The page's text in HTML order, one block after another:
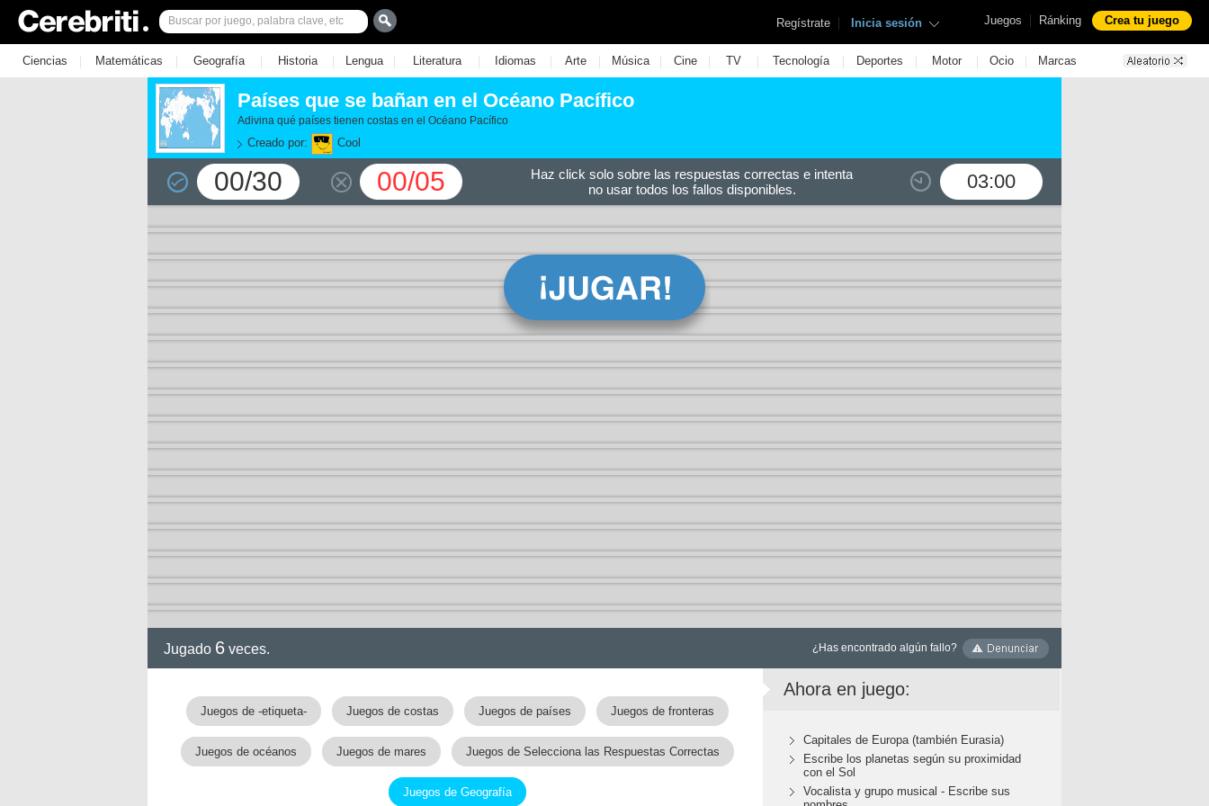
Juegos | Ránking Crea tu juego
Regístrate | Inicia sesión
Ciencias | Matemáticas | Geografía | Historia | Lengua | Literatura | Idiomas | Arte | Música | Cine | TV | Tecnología | Deportes | Motor | Ocio | Marcas
Países que se bañan en el Océano Pacífico
Adivina qué países tienen costas en el Océano Pacífico
Creado por: Cool
00/30 00/05 03:00
Haz click solo sobre las respuestas correctas e intenta
no usar todos los fallos disponibles.
Jugado 6 veces. ¿Has encontrado algún fallo?
Juegos de -etiqueta- Juegos de costas Juegos de países Juegos de fronteras
Juegos de océanos Juegos de mares Juegos de Selecciona las Respuestas Correctas
Juegos de Geografía
Ahora en juego:
Capitales de Europa (también Eurasia)
Escribe los planetas según su proximidad
con el Sol
Vocalista y grupo musical - Escribe sus